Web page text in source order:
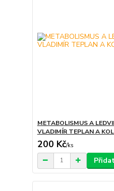
METABOLISMUS A
VLADIMÍR TEPLAN A
200 Kč/ks